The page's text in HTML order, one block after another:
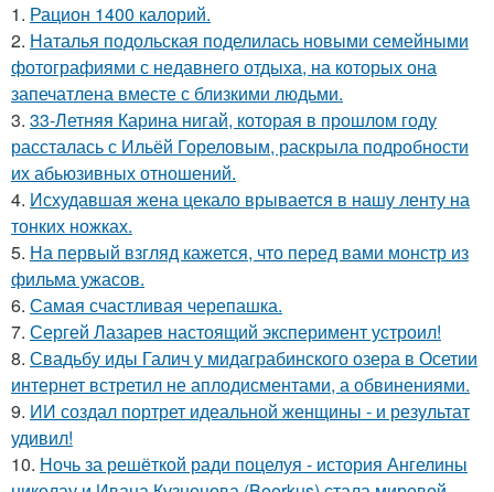
1. Рацион 1400 калорий.
2. Наталья подольская поделилась новыми семейными
фотографиями с недавнего отдыха, на которых она
запечатлена вместе с близкими людьми.
3. 33-Летняя Карина нигай, которая в прошлом году
рассталась с Ильёй Гореловым, раскрыла подробности
их абьюзивных отношений.
4. Исхудавшая жена цекало врывается в нашу ленту на
тонких ножках.
5. На первый взгляд кажется, что перед вами монстр из
фильма ужасов.
6. Самая счастливая черепашка.
7. Сергей Лазарев настоящий эксперимент устроил!
8. Свадьбу иды Галич у мидаграбинского озера в Осетии
интернет встретил не аплодисментами, а обвинениями.
9. ИИ создал портрет идеальной женщины - и результат
удивил!
10. Ночь за решёткой ради поцелуя - история Ангелины